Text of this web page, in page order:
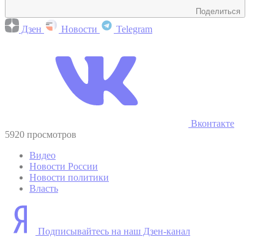
Поделиться
Дзен Новости Telegram
Вконтакте
5920 просмотров
Видео
Новости России
Новости политики
Власть
Подписывайтесь на наш Дзен-канал